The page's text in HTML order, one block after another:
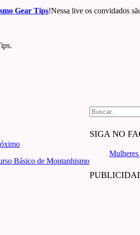
Gear Tips!Nessa live os convidados
Buscar
por:
SIGA NO
Básico de Montanhismo